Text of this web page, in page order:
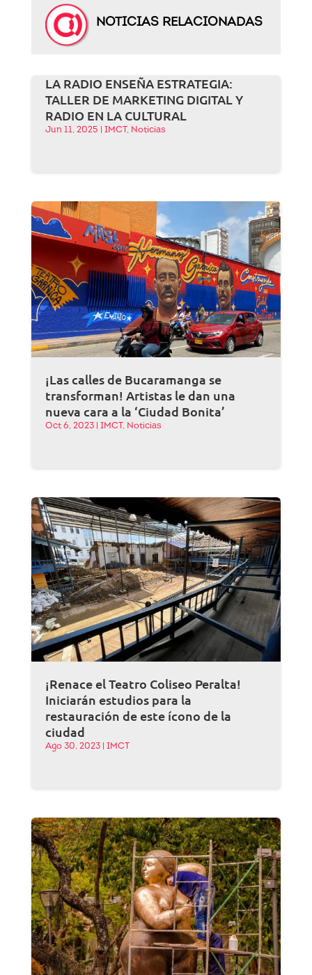
NOTICIAS RELACIONADAS
LA RADIO ENSEÑA ESTRATEGIA:
TALLER DE MARKETING DIGITAL Y
RADIO EN LA CULTURAL
Jun 11, 2025 IMCT, Noticias
¡Las calles de Bucaramanga se
transforman! Artistas le dan una
nueva cara a la ‘Ciudad Bonita’
Oct 6, 2023| IMCT, Noticias
¡Renace el Teatro Coliseo Peralta!
Iniciarán estudios para la
restauración de este ícono de la
ciudad
Ago 30, 2023| IMCT